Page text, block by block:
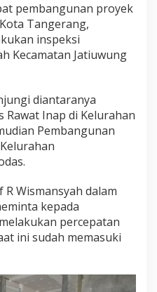
pembangunan proyek
Tangerang,
inspeksi
Kecamatan Jatiuwung
diantaranya
Rawat Inap di Kelurahan
Pembangunan
Wismansyah dalam
kepada
percepatan
ini sudah memasuki